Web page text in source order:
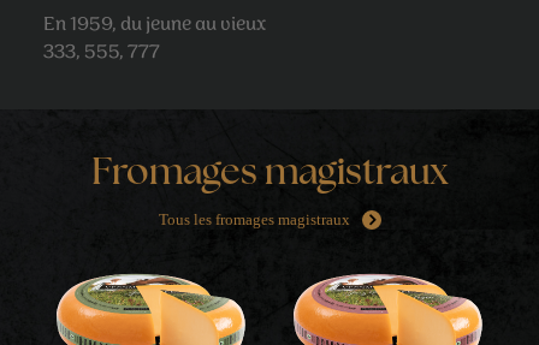
En 1959, du jeune au vieux
333, 555, 777
Fromages magistraux
Tous les fromages magistraux